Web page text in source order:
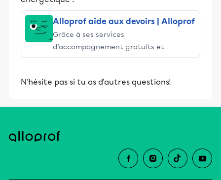
Alloprof aide aux devoirs | Alloprof
Grâce à ses services
d’accompagnement gratuits et
stimulants, Alloprof engage les élèves
éducative.
N'hésite pas si tu as d'autres questions!